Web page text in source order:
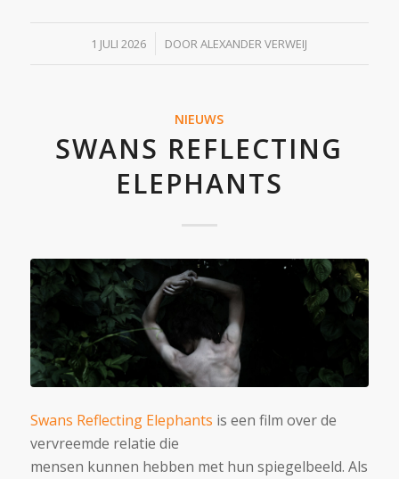
1 JULI 2026
/ DOORALEXANDER VERWEIJ
NIEUWS
SWANS REFLECTING
ELEPHANTS
Swans Reflecting Elephants is een film over de
vervreemde relatie die
mensen kunnen hebben met hun spiegelbeeld. Als